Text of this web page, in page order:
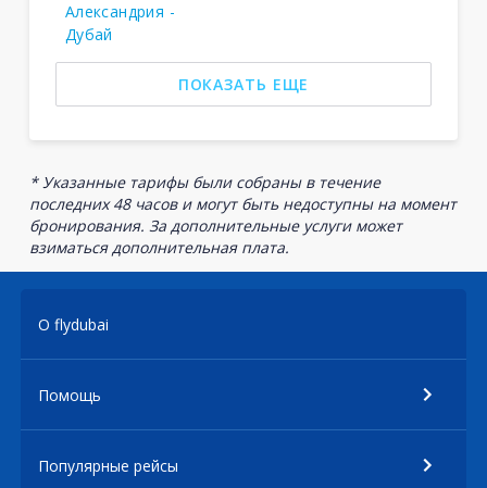
Александрия -
Дубай
ПОКАЗАТЬ ЕЩЕ
* Указанные тарифы были собраны в течение
последних 48 часов и могут быть недоступны на момент
бронирования. За дополнительные услуги может
взиматься дополнительная плата.
О flydubai
Помощь
Популярные рейсы